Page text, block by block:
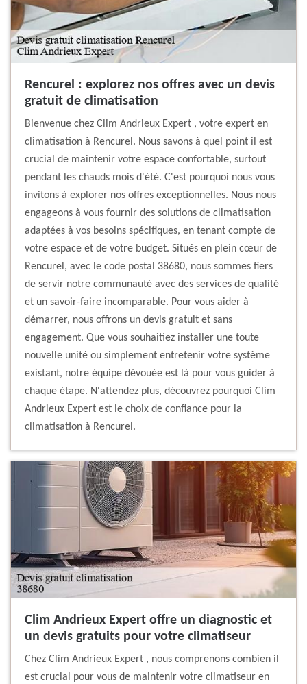
Rencurel : explorez nos offres avec un devis
gratuit de climatisation
Bienvenue chez Clim Andrieux Expert , votre expert en
climatisation à Rencurel. Nous savons à quel point il est
crucial de maintenir votre espace confortable, surtout
pendant les chauds mois d'été. C'est pourquoi nous vous
invitons à explorer nos offres exceptionnelles. Nous nous
engageons à vous fournir des solutions de climatisation
adaptées à vos besoins spécifiques, en tenant compte de
votre espace et de votre budget. Situés en plein cœur de
Rencurel, avec le code postal 38680, nous sommes fiers
de servir notre communauté avec des services de qualité
et un savoir-faire incomparable. Pour vous aider à
démarrer, nous offrons un devis gratuit et sans
engagement. Que vous souhaitiez installer une toute
nouvelle unité ou simplement entretenir votre système
existant, notre équipe dévouée est là pour vous guider à
chaque étape. N'attendez plus, découvrez pourquoi Clim
Andrieux Expert est le choix de confiance pour la
climatisation à Rencurel.
Clim Andrieux Expert offre un diagnostic et
un devis gratuits pour votre climatiseur
Chez Clim Andrieux Expert , nous comprenons combien il
est crucial pour vous de maintenir votre climatiseur en